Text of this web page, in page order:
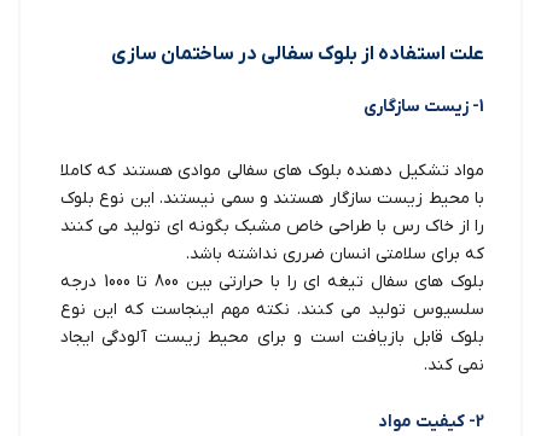
علت استفاده از بلوک سفالی در ساختمان سازی
1- زیست سازگاری
مواد تشکیل دهنده بلوک های سفالی موادی هستند که کاملا
با محیط زیست سازگار هستند و سمی نیستند. این نوع بلوک
را از خاک رس با طراحی خاص مشبک بگونه ای تولید می کنند
که برای سلامتی انسان ضرری نداشته باشد.
بلوک های سفال تیغه ای را با حرارتی بین 800 تا 1000 درجه
سلسیوس تولید می کنند. نکته مهم اینجاست که این نوع
بلوک قابل بازیافت است و برای محیط زیست آلودگی ایجاد
نمی کند.
2- کیفیت مواد